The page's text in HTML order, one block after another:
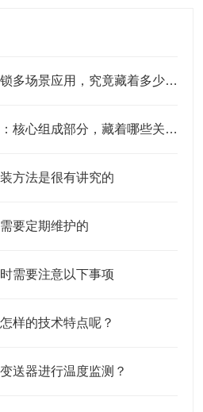
一体化温度变送器：解锁多场景应用，究竟藏着多少“隐形力量”？
拆解一体化温度变送器：核心组成部分，藏着哪些关键“密码”？
方法是很有讲究的
要定期维护的
需要注意以下事项
样的技术特点呢？
送器进行温度监测？